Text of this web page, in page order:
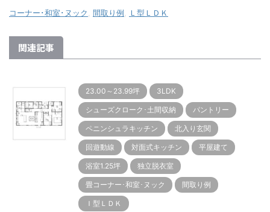
コーナー･和室･ヌック
間取り例 Ｌ型ＬＤＫ
関連記事
23.00～23.99坪 3LDK
シューズクローク･土間収納 パントリー
ペニンシュラキッチン 北入り玄関
回遊動線 対面式キッチン 平屋建て
浴室1.25坪 独立脱衣室
畳コーナー･和室･ヌック 間取り例
Ｉ型ＬＤＫ